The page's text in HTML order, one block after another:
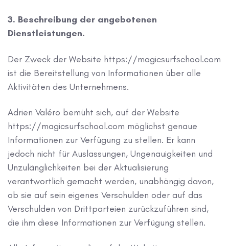
3. Beschreibung der angebotenen
Dienstleistungen.
Der Zweck der Website https://magicsurfschool.com
ist die Bereitstellung von Informationen über alle
Aktivitäten des Unternehmens.
Adrien Valéro bemüht sich, auf der Website
https://magicsurfschool.com möglichst genaue
Informationen zur Verfügung zu stellen. Er kann
jedoch nicht für Auslassungen, Ungenauigkeiten und
Unzulänglichkeiten bei der Aktualisierung
verantwortlich gemacht werden, unabhängig davon,
ob sie auf sein eigenes Verschulden oder auf das
Verschulden von Drittparteien zurückzuführen sind,
die ihm diese Informationen zur Verfügung stellen.